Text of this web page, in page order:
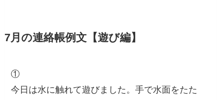
7月の連絡帳例文【遊び編】
①
今日は水に触れて遊びました。手で水面をたた